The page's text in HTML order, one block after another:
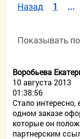
Назад 1 ...
Показывать по
Воробьева
10 августа 2013
01:38:56
Стало интересно,
одном заказе
которые он
партнерским